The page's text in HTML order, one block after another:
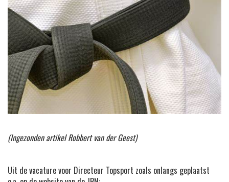
(Ingezonden artikel Robbert van der Geest)
Uit de vacature voor Directeur Topsport zoals onlangs geplaatst